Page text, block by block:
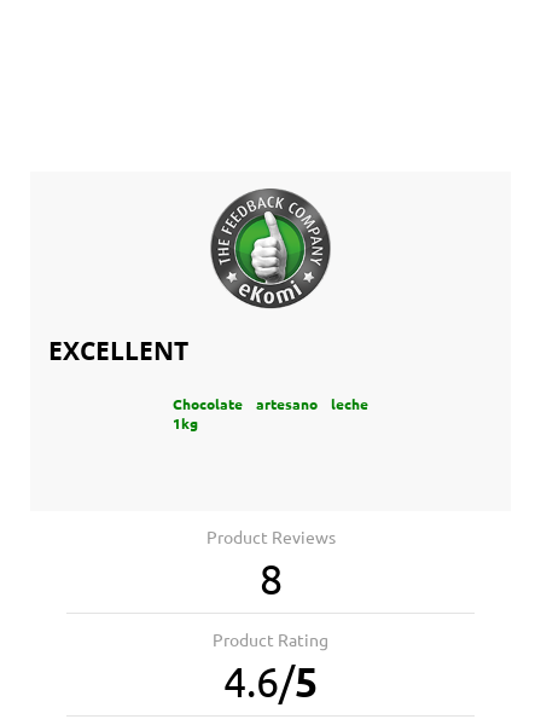
EXCELLENT
Chocolate artesano leche
1kg
Product Reviews
8
Product Rating
4.6/5